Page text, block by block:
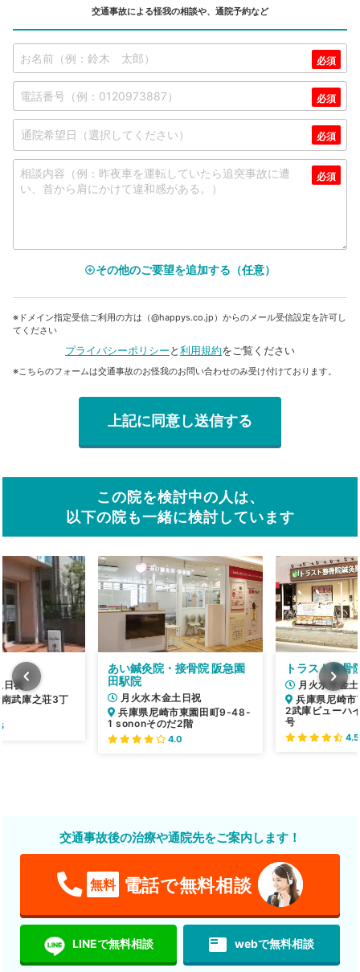
交通事故による怪我の相談や、通院予約など
add_circle_outlineその他のご要望を追加する（任意）
※ドメイン指定受信ご利用の方は（@happys.co.jp）からのメール受信設定を許可し
てください
プライバシーポリシーと利用規約をご覧ください
※こちらのフォームは交通事故のお怪我のお問い合わせのみ受け付けております。
この院を検討中の人は、
以下の院も一緒に検討しています
あい鍼灸院・接骨院 阪急園
田駅院
月火水木金土日祝
兵庫県尼崎市東園田町9-48-
1 sononそのだ2階
4.0
トラスト整骨
月火水木金
兵庫県尼崎
2武庫ビューハ
号
4.5
祝
武庫之荘3丁
交通事故後の治療や通院先をご案内します！
無料 電話で無料相談
LINEで無料相談 featured_play_list webで無料相談